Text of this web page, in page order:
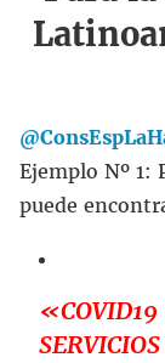
Ejemplo Nº 1:
puede
«COVID19